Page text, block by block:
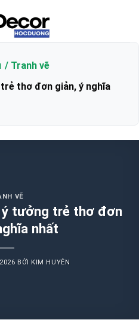
Tranh vẽ
thơ đơn giản, ý nghĩa
VẼ
ý tưởng trẻ thơ đơn
nhất
BỞI KIM HUYÊN